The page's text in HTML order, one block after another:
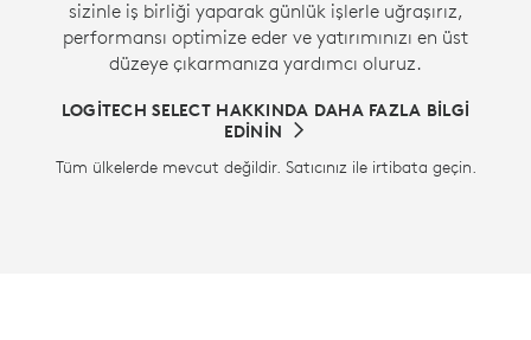
sizinle iş birliği yaparak günlük işlerle uğraşırız,
performansı optimize eder ve yatırımınızı en üst
düzeye çıkarmanıza yardımcı oluruz.
LOGITECH SELECT HAKKINDA DAHA FAZLA BILGI
EDININ
Tüm ülkelerde mevcut değildir. Satıcınız ile irtibata geçin.